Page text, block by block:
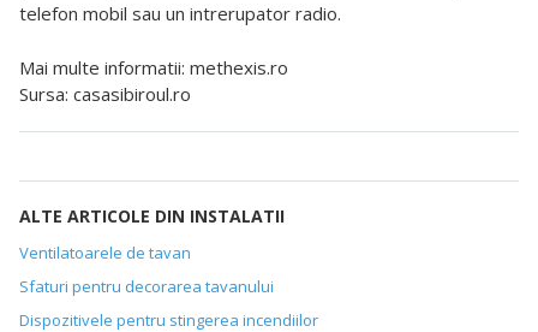
telefon mobil sau un intrerupator radio.
Mai multe informatii: methexis.ro
Sursa: casasibiroul.ro
ALTE ARTICOLE DIN INSTALATII
Ventilatoarele de tavan
Sfaturi pentru decorarea tavanului
Dispozitivele pentru stingerea incendiilor